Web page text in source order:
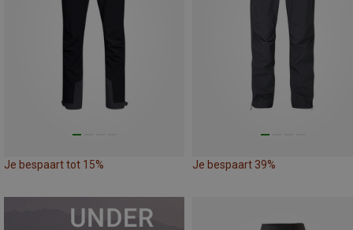
Je bespaart tot 15% Je bespaart 39%